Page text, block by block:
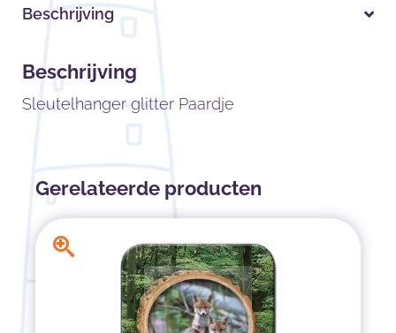
Beschrijving
Beschrijving
Sleutelhanger glitter Paardje
Gerelateerde producten